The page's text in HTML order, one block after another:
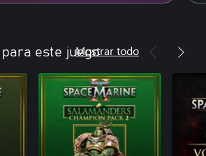
este juegoMostrar todo